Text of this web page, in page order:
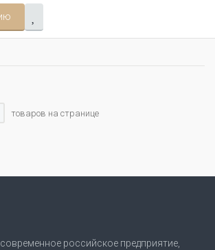
товаров на странице
российское предприятие,